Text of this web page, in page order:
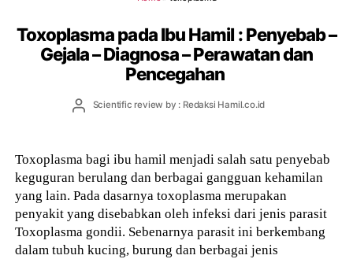
Toxoplasma pada Ibu Hamil : Penyebab –
Gejala – Diagnosa – Perawatan dan
Pencegahan
PostScientific review by : Redaksi Hamil.co.id
Toxoplasma bagi ibu hamil menjadi salah satu penyebab
keguguran berulang dan berbagai gangguan kehamilan
yang lain. Pada dasarnya toxoplasma merupakan
penyakit yang disebabkan oleh infeksi dari jenis parasit
Toxoplasma gondii. Sebenarnya parasit ini berkembang
dalam tubuh kucing, burung dan berbagai jenis